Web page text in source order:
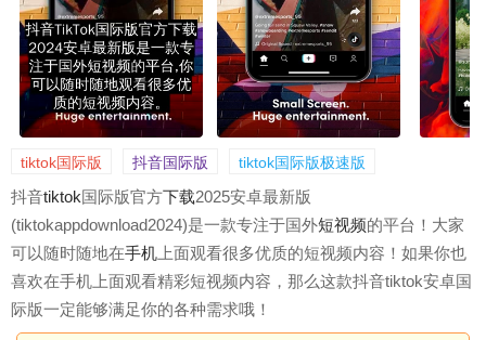
tiktok国际版 抖音国际版 tiktok国际版极速版
抖音tiktok国际版官方下载2025安卓最新版
(tiktokappdownload2024)是一款专注于国外短视频的平台！大家
可以随时随地在手机 上面观看很多优质的短视频内容！如果你也
喜欢在手机上面观看精彩短视频内容，那么这款抖音tiktok安卓国
际版一定能够满足你的各种需求哦！